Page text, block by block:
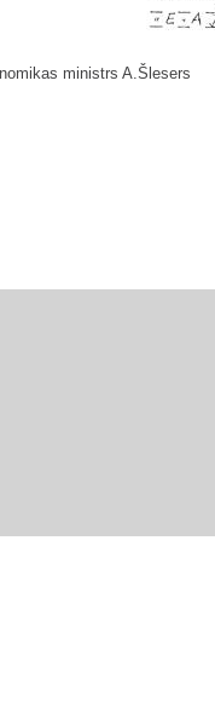
ministrs A.Šlesers